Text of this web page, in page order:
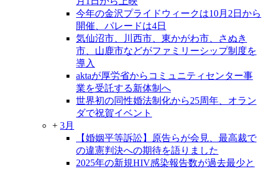
今年の金沢プライドウィークは10月2日から
開催、パレードは4日
気仙沼市、川西市、東かがわ市、さぬき
市、山鹿市などがファミリーシップ制度を
導入
aktaが厚労省からコミュニティセンター事
業を受託する新体制へ
世界初の同性婚法制化から25周年、オラン
ダで祝賀イベント
+ 3月
【婚姻平等訴訟】原告らが会見、最高裁で
の違憲判決への期待を語りました
2025年の新規HIV感染報告数が過去最少と